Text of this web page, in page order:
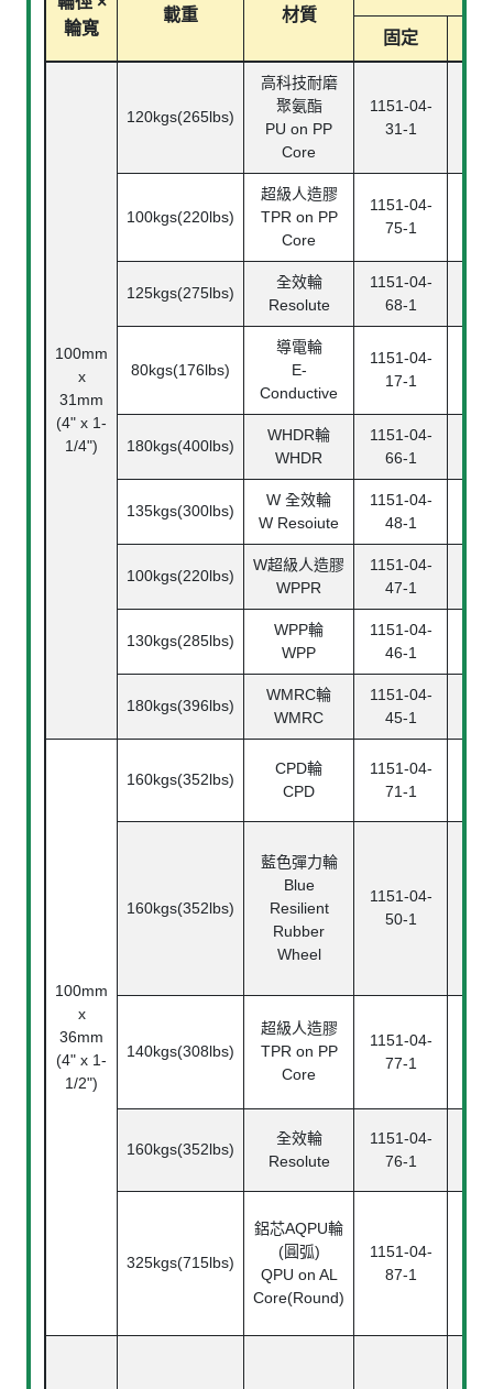
輪寬
載重 材質
固定
100mm
x
31mm
(4" x 1-
1/4")
120kgs(265lbs)
高科技耐磨
聚氨酯
PU on PP
Core
1151-04-
31-1
100kgs(220lbs)
超級人造膠
TPR on PP
Core
1151-04-
75-1
125kgs(275lbs)
全效輪
Resolute
1151-04-
68-1
80kgs(176lbs)
導電輪
E-
Conductive
1151-04-
17-1
180kgs(400lbs)
WHDR輪
WHDR
1151-04-
66-1
135kgs(300lbs)
W 全效輪
W Resoiute
1151-04-
48-1
100kgs(220lbs)
W超級人造膠
WPPR
1151-04-
47-1
130kgs(285lbs)
WPP輪
WPP
1151-04-
46-1
180kgs(396lbs)
WMRC輪
WMRC
1151-04-
45-1
100mm
x
36mm
(4" x 1-
1/2")
160kgs(352lbs)
CPD輪
CPD
1151-04-
71-1
160kgs(352lbs)
藍色彈力輪
Blue
Resilient
Rubber
Wheel
1151-04-
50-1
140kgs(308lbs)
超級人造膠
TPR on PP
Core
1151-04-
77-1
160kgs(352lbs)
全效輪
Resolute
1151-04-
76-1
325kgs(715lbs)
鋁芯AQPU輪
(圓弧)
QPU on AL
Core(Round)
1151-04-
87-1